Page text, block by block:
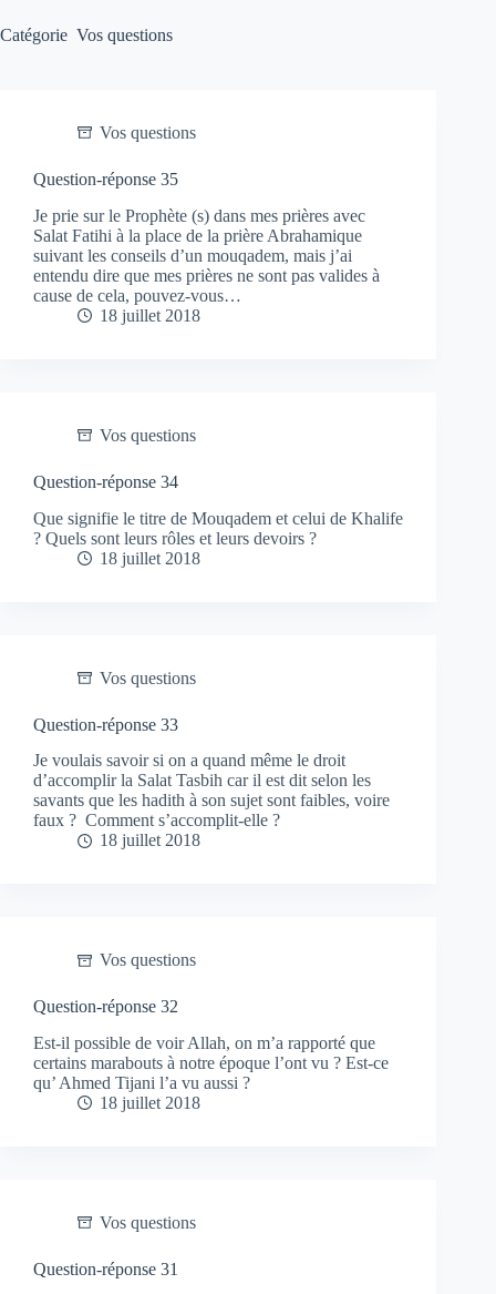
Catégorie Vos questions
Vos questions
Question-réponse 35
Je prie sur le Prophète (s) dans mes prières avec
Salat Fatihi à la place de la prière Abrahamique
suivant les conseils d’un mouqadem, mais j’ai
entendu dire que mes prières ne sont pas valides à
cause de cela, pouvez-vous…
18 juillet 2018
Vos questions
Question-réponse 34
Que signifie le titre de Mouqadem et celui de Khalife
? Quels sont leurs rôles et leurs devoirs ?
18 juillet 2018
Vos questions
Question-réponse 33
Je voulais savoir si on a quand même le droit
d’accomplir la Salat Tasbih car il est dit selon les
savants que les hadith à son sujet sont faibles, voire
faux ? Comment s’accomplit-elle ?
18 juillet 2018
Vos questions
Question-réponse 32
Est-il possible de voir Allah, on m’a rapporté que
certains marabouts à notre époque l’ont vu ? Est-ce
qu’ Ahmed Tijani l’a vu aussi ?
18 juillet 2018
Vos questions
Question-réponse 31